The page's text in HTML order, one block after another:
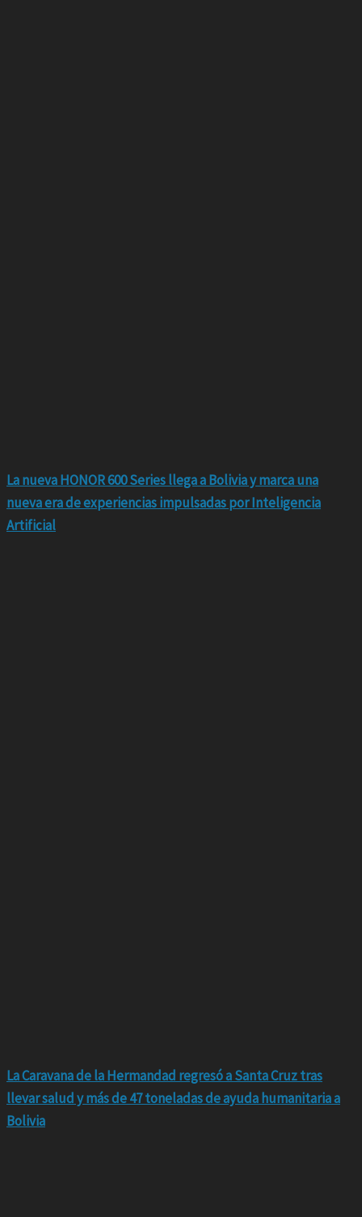
La nueva HONOR 600 Series llega a Bolivia y marca una
nueva era de experiencias impulsadas por Inteligencia
Artificial
La Caravana de la Hermandad regresó a Santa Cruz tras
llevar salud y más de 47 toneladas de ayuda humanitaria a
Bolivia